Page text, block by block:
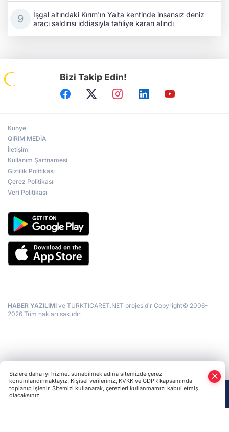
İşgal altındaki Kırım'ın Yalta kentinde insansız deniz
aracı saldırısı iddiasıyla tahliye kararı alındı
Bizi Takip Edin!
Künye
QIRIM MEDİA
İletişim
Kullanım Şartnamesi
Gizlilik Politikası
Çerez Politikası
Veri Politikası
HABER YAZILIMI ve TURKTICARET.NET projesidir Copyright© 2006-
2026 Tüm hakları saklıdır.
Sizlere daha iyi hizmet sunabilmek adına sitemizde çerez
konumlandırmaktayız. Kişisel verileriniz, KVKK ve GDPR kapsamında
toplanıp işlenir. Sitemizi kullanarak, çerezleri kullanmamızı kabul etmiş
olacaksınız.